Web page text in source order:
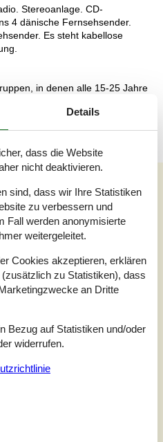
Stereoanlage. CD-
4 dänische Fernsehsender.
Es steht kabellose
in denen alle 15-25 Jahre
EUR 420,- erhoben.
Bewertungen
ist vom 11.11.2025
(1)
Details
dass die Website
nicht deaktivieren.
sind, dass wir Ihre Statistiken
zu verbessern und
Fall werden anonymisierte
weitergeleitet.
Cookies akzeptieren, erklären
zu Statistiken), dass
an Dritte
Bezug auf Statistiken und/oder
widerrufen.